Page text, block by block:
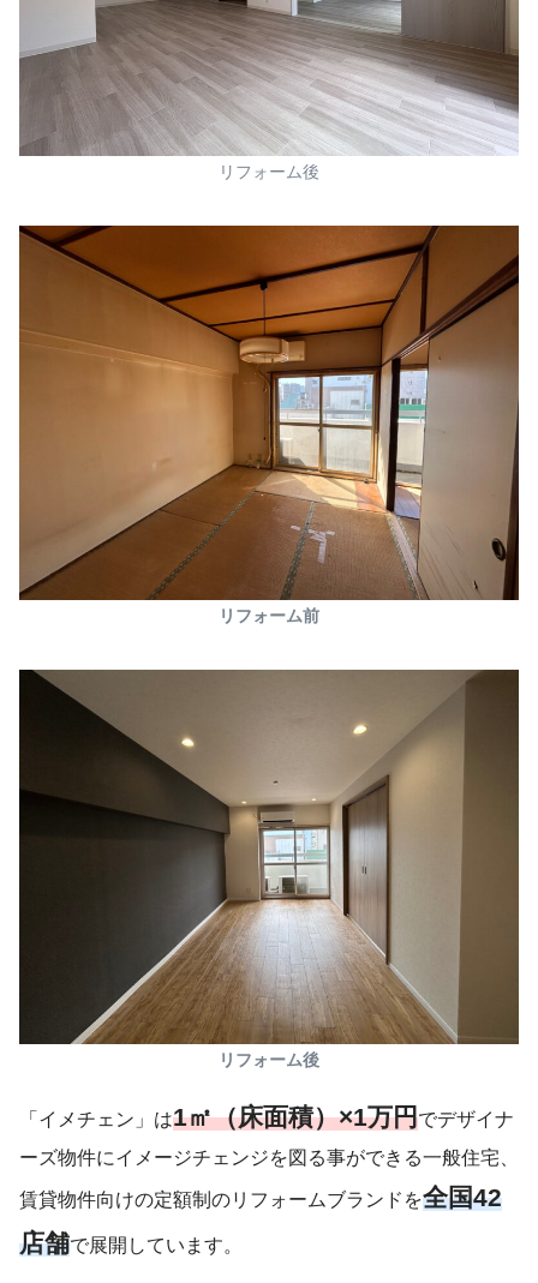
リフォーム後
リフォーム前
リフォーム後
「イメチェン」は1㎡（床面積）×1万円でデザイナ
ーズ物件にイメージチェンジを図る事ができる一般住宅、
賃貸物件向けの定額制のリフォームブランドを全国42
店舗で展開しています。